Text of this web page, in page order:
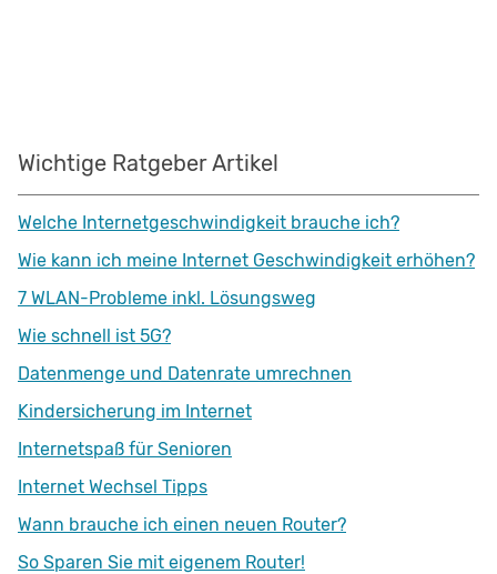
Wichtige Ratgeber Artikel
Welche Internetgeschwindigkeit brauche ich?
Wie kann ich meine Internet Geschwindigkeit erhöhen?
7 WLAN-Probleme inkl. Lösungsweg
Wie schnell ist 5G?
Datenmenge und Datenrate umrechnen
Kindersicherung im Internet
Internetspaß für Senioren
Internet Wechsel Tipps
Wann brauche ich einen neuen Router?
So Sparen Sie mit eigenem Router!